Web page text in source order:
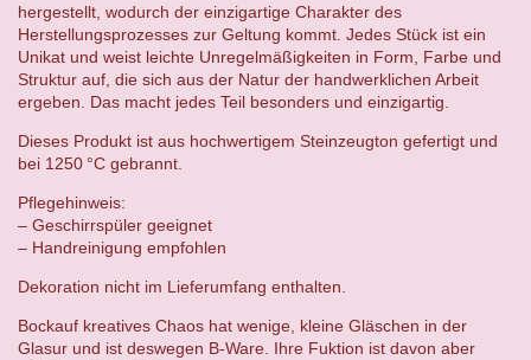
hergestellt, wodurch der einzigartige Charakter des
Herstellungsprozesses zur Geltung kommt. Jedes Stück ist ein
Unikat und weist leichte Unregelmäßigkeiten in Form, Farbe und
Struktur auf, die sich aus der Natur der handwerklichen Arbeit
ergeben. Das macht jedes Teil besonders und einzigartig.
Dieses Produkt ist aus hochwertigem Steinzeugton gefertigt und
bei 1250 °C gebrannt.
Pflegehinweis:
– Geschirrspüler geeignet
– Handreinigung empfohlen
Dekoration nicht im Lieferumfang enthalten.
Bockauf kreatives Chaos hat wenige, kleine Gläschen in der
Glasur und ist deswegen B-Ware. Ihre Fuktion ist davon aber